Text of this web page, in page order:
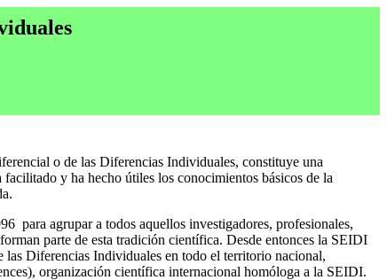
o de las Diferencias Individuales, constituye una
facilitado y ha hecho útiles los conocimientos básicos de la
para agrupar a todos aquellos investigadores, profesionales,
parte de esta tradición científica. Desde entonces la SEIDI
las Diferencias Individuales en todo el territorio nacional,
organización científica internacional homóloga a la SEIDI.